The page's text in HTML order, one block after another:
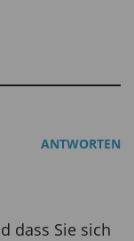
ANTWORTEN
dass Sie sich